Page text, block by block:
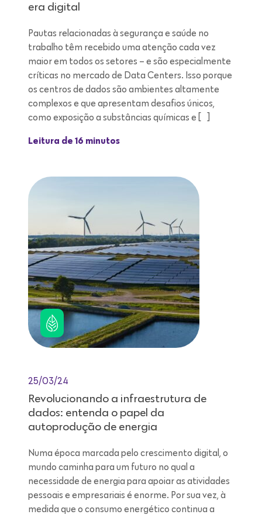
era digital
Pautas relacionadas à segurança e saúde no
trabalho têm recebido uma atenção cada vez
maior em todos os setores – e são especialmente
críticas no mercado de Data Centers. Isso porque
os centros de dados são ambientes altamente
complexos e que apresentam desafios únicos,
como exposição a substâncias químicas e […]
Leitura de 16 minutos
25/03/24
Revolucionando a infraestrutura de
dados: entenda o papel da
autoprodução de energia
Numa época marcada pelo crescimento digital, o
mundo caminha para um futuro no qual a
necessidade de energia para apoiar as atividades
pessoais e empresariais é enorme. Por sua vez, à
medida que o consumo energético continua a